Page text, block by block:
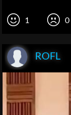
1 0
ROFL